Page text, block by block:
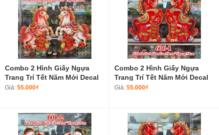
Combo 2 Hình Giấy Ngựa
Trang Trí Tết Năm Mới Decal
Tết Năm Bính Ngọ 2026 608-1
Giá: 55.000₫
Combo 2 Hình Giấy Ngựa
Trang Trí Tết Năm Mới Decal
Tết Năm Bính Ngọ 2026 606-1
Giá: 55.000₫